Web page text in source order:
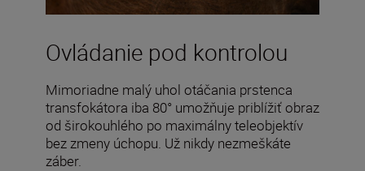
Ovládanie pod kontrolou
Mimoriadne malý uhol otáčania prstenca
transfokátora iba 80° umožňuje priblížiť obraz
od širokouhlého po maximálny teleobjektív
bez zmeny úchopu. Už nikdy nezmeškáte
záber.